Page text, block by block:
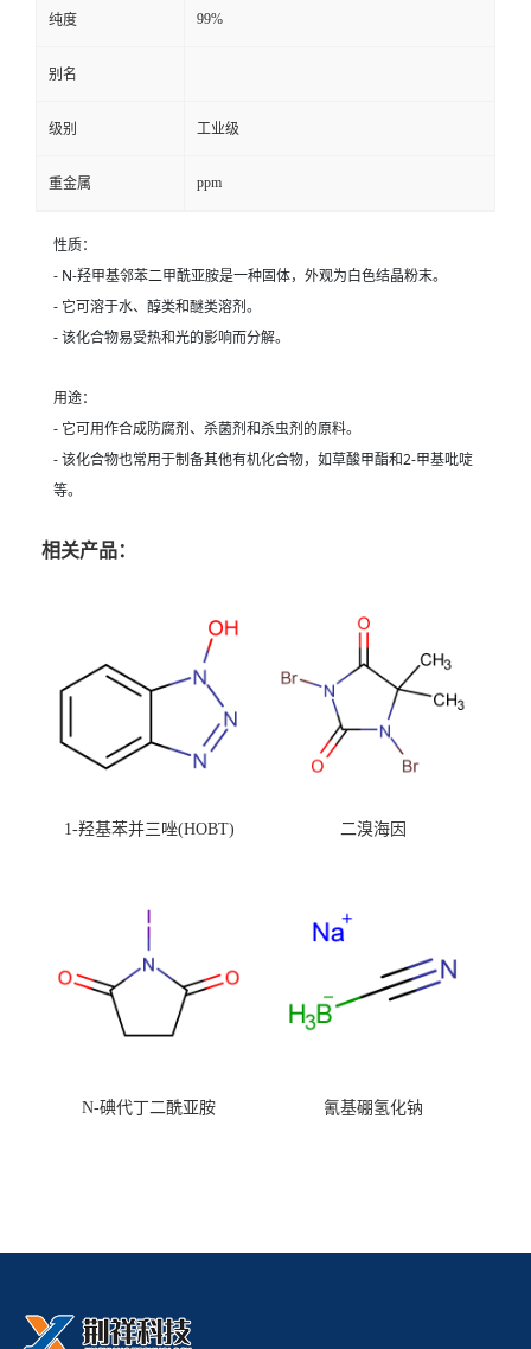
纯度 99%
别名
级别 工业级
重金属 ppm
性质：
- N-羟甲基邻苯二甲酰亚胺是一种固体，外观为白色结晶粉末。
- 它可溶于水、醇类和醚类溶剂。
- 该化合物易受热和光的影响而分解。
用途：
- 它可用作合成防腐剂、杀菌剂和杀虫剂的原料。
- 该化合物也常用于制备其他有机化合物，如草酸甲酯和2-甲基吡啶
等。
相关产品：
1-羟基苯并三唑(HOBT) 二溴海因
N-碘代丁二酰亚胺 氰基硼氢化钠